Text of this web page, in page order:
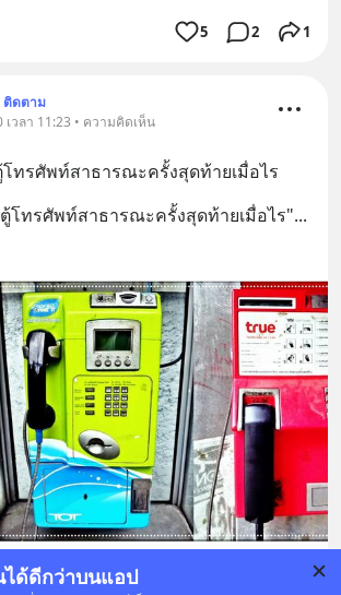
ด้ดีกว่าบนแอป
5 2 1
ติดตาม
เวลา 11:23 • ความคิดเห็น
โทรศัพท์สาธารณะครั้งสุดท้ายเมื่อไร
โทรศัพท์สาธารณะครั้งสุดท้ายเมื่อไร"